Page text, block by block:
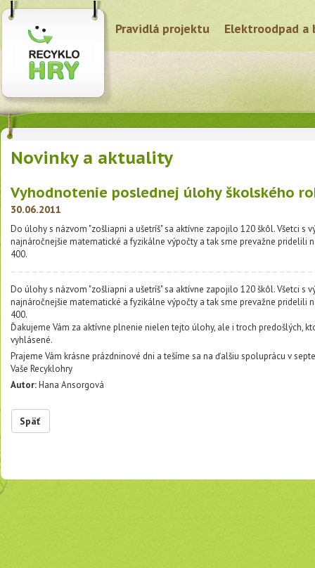
Pravidlá projektu Elektroodpad a
Novinky a aktuality
Vyhodnotenie poslednej úlohy školského
30.06.2011
Do úlohy s názvom "zošliapni a ušetríš" sa aktívne zapojilo 120 škôl. Všetci s
najnáročnejšie matematické a fyzikálne výpočty a tak sme prevažne pridelili
400.
Do úlohy s názvom "zošliapni a ušetríš" sa aktívne zapojilo 120 škôl. Všetci s
najnáročnejšie matematické a fyzikálne výpočty a tak sme prevažne pridelili
400.
Ďakujeme Vám za aktívne plnenie nielen tejto úlohy, ale i troch predošlých,
vyhlásené.
Prajeme Vám krásne prázdninové dni a tešíme sa na ďalšiu spoluprácu v
Vaše Recyklohry
Autor:Hana Ansorgová
Späť